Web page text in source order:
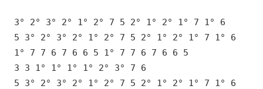
3° 2° 3° 2° 1° 2° 7 5 2° 1° 2° 1° 7 1° 6
5 3° 2° 3° 2° 1° 2° 7 5 2° 1° 2° 1° 7 1° 6
1° 7 7 6 7 6 6 5 1° 7 7 6 7 6 6 5
3 3 1° 1° 1° 1° 2° 3° 7 6
5 3° 2° 3° 2° 1° 2° 7 5 2° 1° 2° 1° 7 1° 6